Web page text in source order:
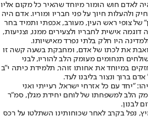
לאדם חוש הומור מיוחד שהאיר כל מקום אליו
ולהעלות חיוך על פני חבריו ומוריו. אדם היה
של צופי ראש העין, מעורב, אכפתי ותמיד בחר
דוגמה אישית לחבריו ולצעירים ממנו, וצניעות,
היו חלק בלתי נפרד מאישיותו.
כואבת את לכתו של אדם, ומחבקת בשעה קשה זו
תנחומים מעומק הלב להוריו, לבני
במיוחד את אחותו זוהר, תלמידת כיתה י"ב
"יחד עם כל אזרחי ישראל, רעייתי ואני
הלב למשפחתו של לוחם יחידת מגלן, סמ״ר
לבנון.
נפל בקרב לאחר שכוחותינו השתלטו על רכס